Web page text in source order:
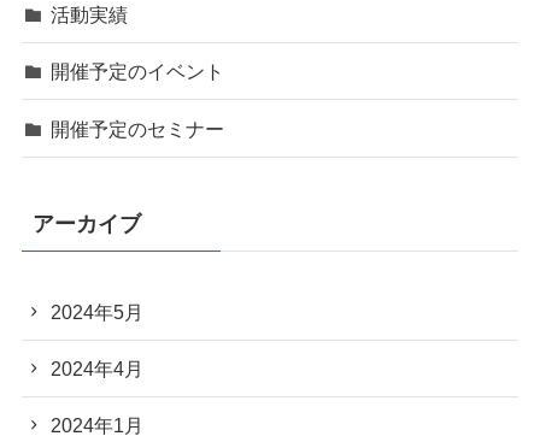
活動実績
開催予定のイベント
開催予定のセミナー
アーカイブ
2024年5月
2024年4月
2024年1月